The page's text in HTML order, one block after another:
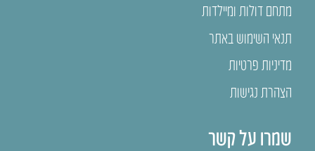
מתחם דולות ומיילדות
תנאי השימוש באתר
מדיניות פרטיות
הצהרת נגישות
שמרו על קשר